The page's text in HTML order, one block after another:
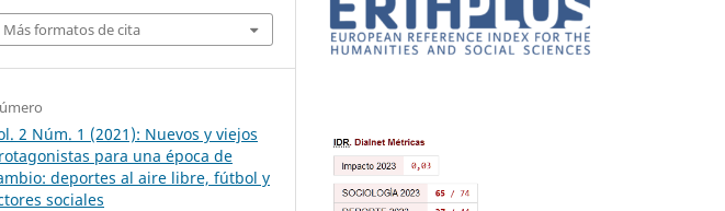
Más formatos de cita
2 Núm. 1 (2021): Nuevos y viejos
para una época de
deportes al aire libre, fútbol y
sociales